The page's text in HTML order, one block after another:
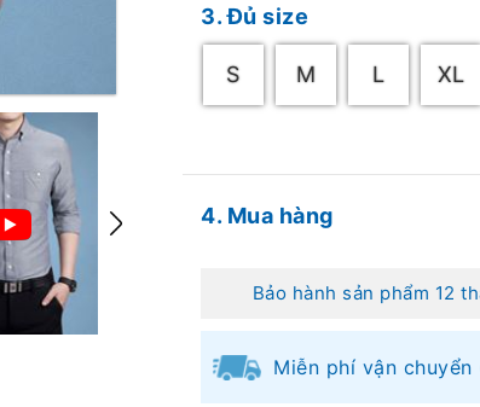
3. Đủ size
S M L XL
4. Mua hàng
Bảo hành sản phẩm 12
Miễn phí vận chuyển